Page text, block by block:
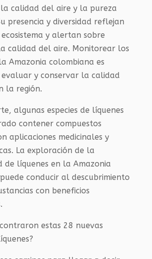
la calidad del aire y la pureza
presencia y diversidad reflejan
y alertan sobre
calidad del aire. Monitorear los
Amazonia colombiana es
y conservar la calidad
la región.
algunas especies de líquenes
contener compuestos
aplicaciones medicinales y
La exploración de la
de líquenes en la Amazonia
conducir al descubrimiento
con beneficios
estas 28 nuevas